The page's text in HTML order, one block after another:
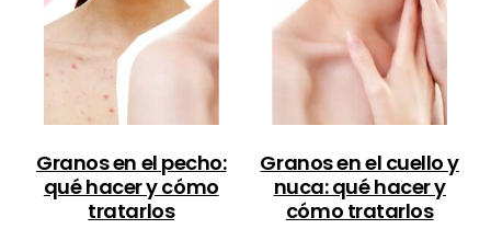
Granos en el pecho:
qué hacer y cómo
tratarlos
Granos en el cuello y
nuca: qué hacer y
cómo tratarlos